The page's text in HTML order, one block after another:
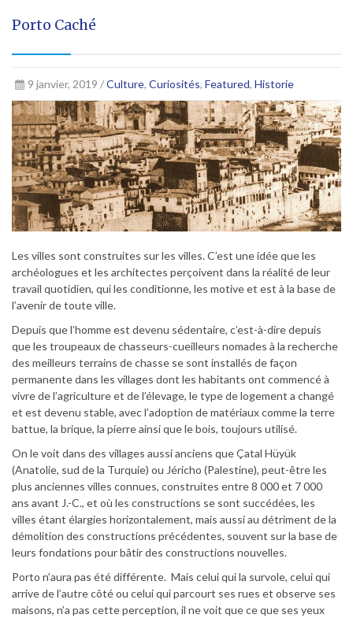
Porto Caché
9 janvier, 2019 /Culture, Curiosités, Featured, Historie
Les villes sont construites sur les villes. C’est une idée que les
archéologues et les architectes perçoivent dans la réalité de leur
travail quotidien, qui les conditionne, les motive et est à la base de
l’avenir de toute ville.
Depuis que l’homme est devenu sédentaire, c’est-à-dire depuis
que les troupeaux de chasseurs-cueilleurs nomades à la recherche
des meilleurs terrains de chasse se sont installés de façon
permanente dans les villages dont les habitants ont commencé à
vivre de l’agriculture et de l’élevage, le type de logement a changé
et est devenu stable, avec l’adoption de matériaux comme la terre
battue, la brique, la pierre ainsi que le bois, toujours utilisé.
On le voit dans des villages aussi anciens que Çatal Hüyük
(Anatolie, sud de la Turquie) ou Jéricho (Palestine), peut-être les
plus anciennes villes connues, construites entre 8 000 et 7 000
ans avant J.-C., et où les constructions se sont succédées, les
villes étant élargies horizontalement, mais aussi au détriment de la
démolition des constructions précédentes, souvent sur la base de
leurs fondations pour bâtir des constructions nouvelles.
Porto n’aura pas été différente. Mais celui qui la survole, celui qui
arrive de l’autre côté ou celui qui parcourt ses rues et observe ses
maisons, n’a pas cette perception, il ne voit que ce que ses yeux